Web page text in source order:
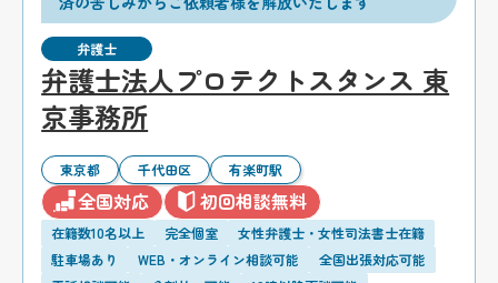
弁護士
弁護士法人プロテクトスタンス 東
京事務所
東京都 千代田区 有楽町駅
全国対応 初回相談無料
在籍数10名以上 完全個室
女性弁護士・女性司法書士在籍
駐車場あり
WEB・オンライン相談可能
全国出張対応可能